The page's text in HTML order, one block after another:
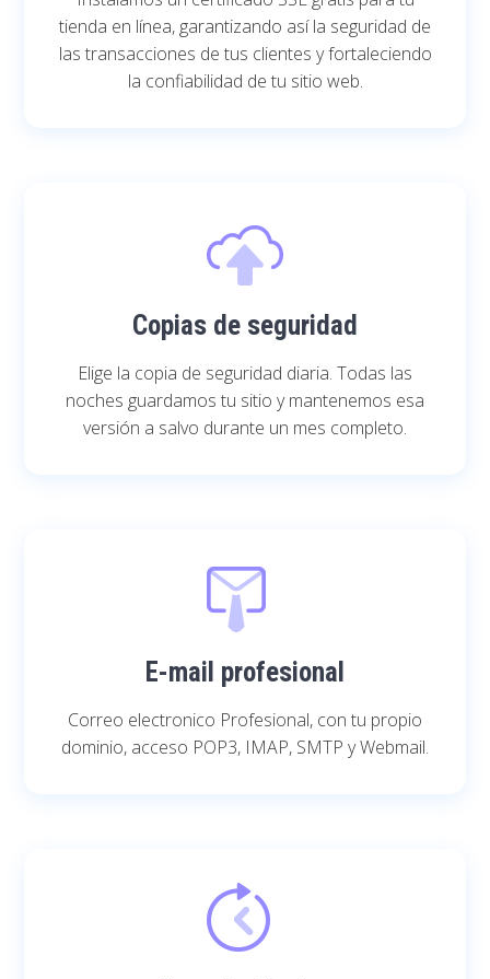
tienda en línea, garantizando así la seguridad de
las transacciones de tus clientes y fortaleciendo
la confiabilidad de tu sitio web.
Copias de seguridad
Elige la copia de seguridad diaria. Todas las
noches guardamos tu sitio y mantenemos esa
versión a salvo durante un mes completo.
E-mail profesional
Correo electronico Profesional, con tu propio
dominio, acceso POP3, IMAP, SMTP y Webmail.